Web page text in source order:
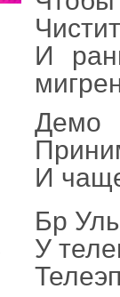
И
Демо
И
Бр
У